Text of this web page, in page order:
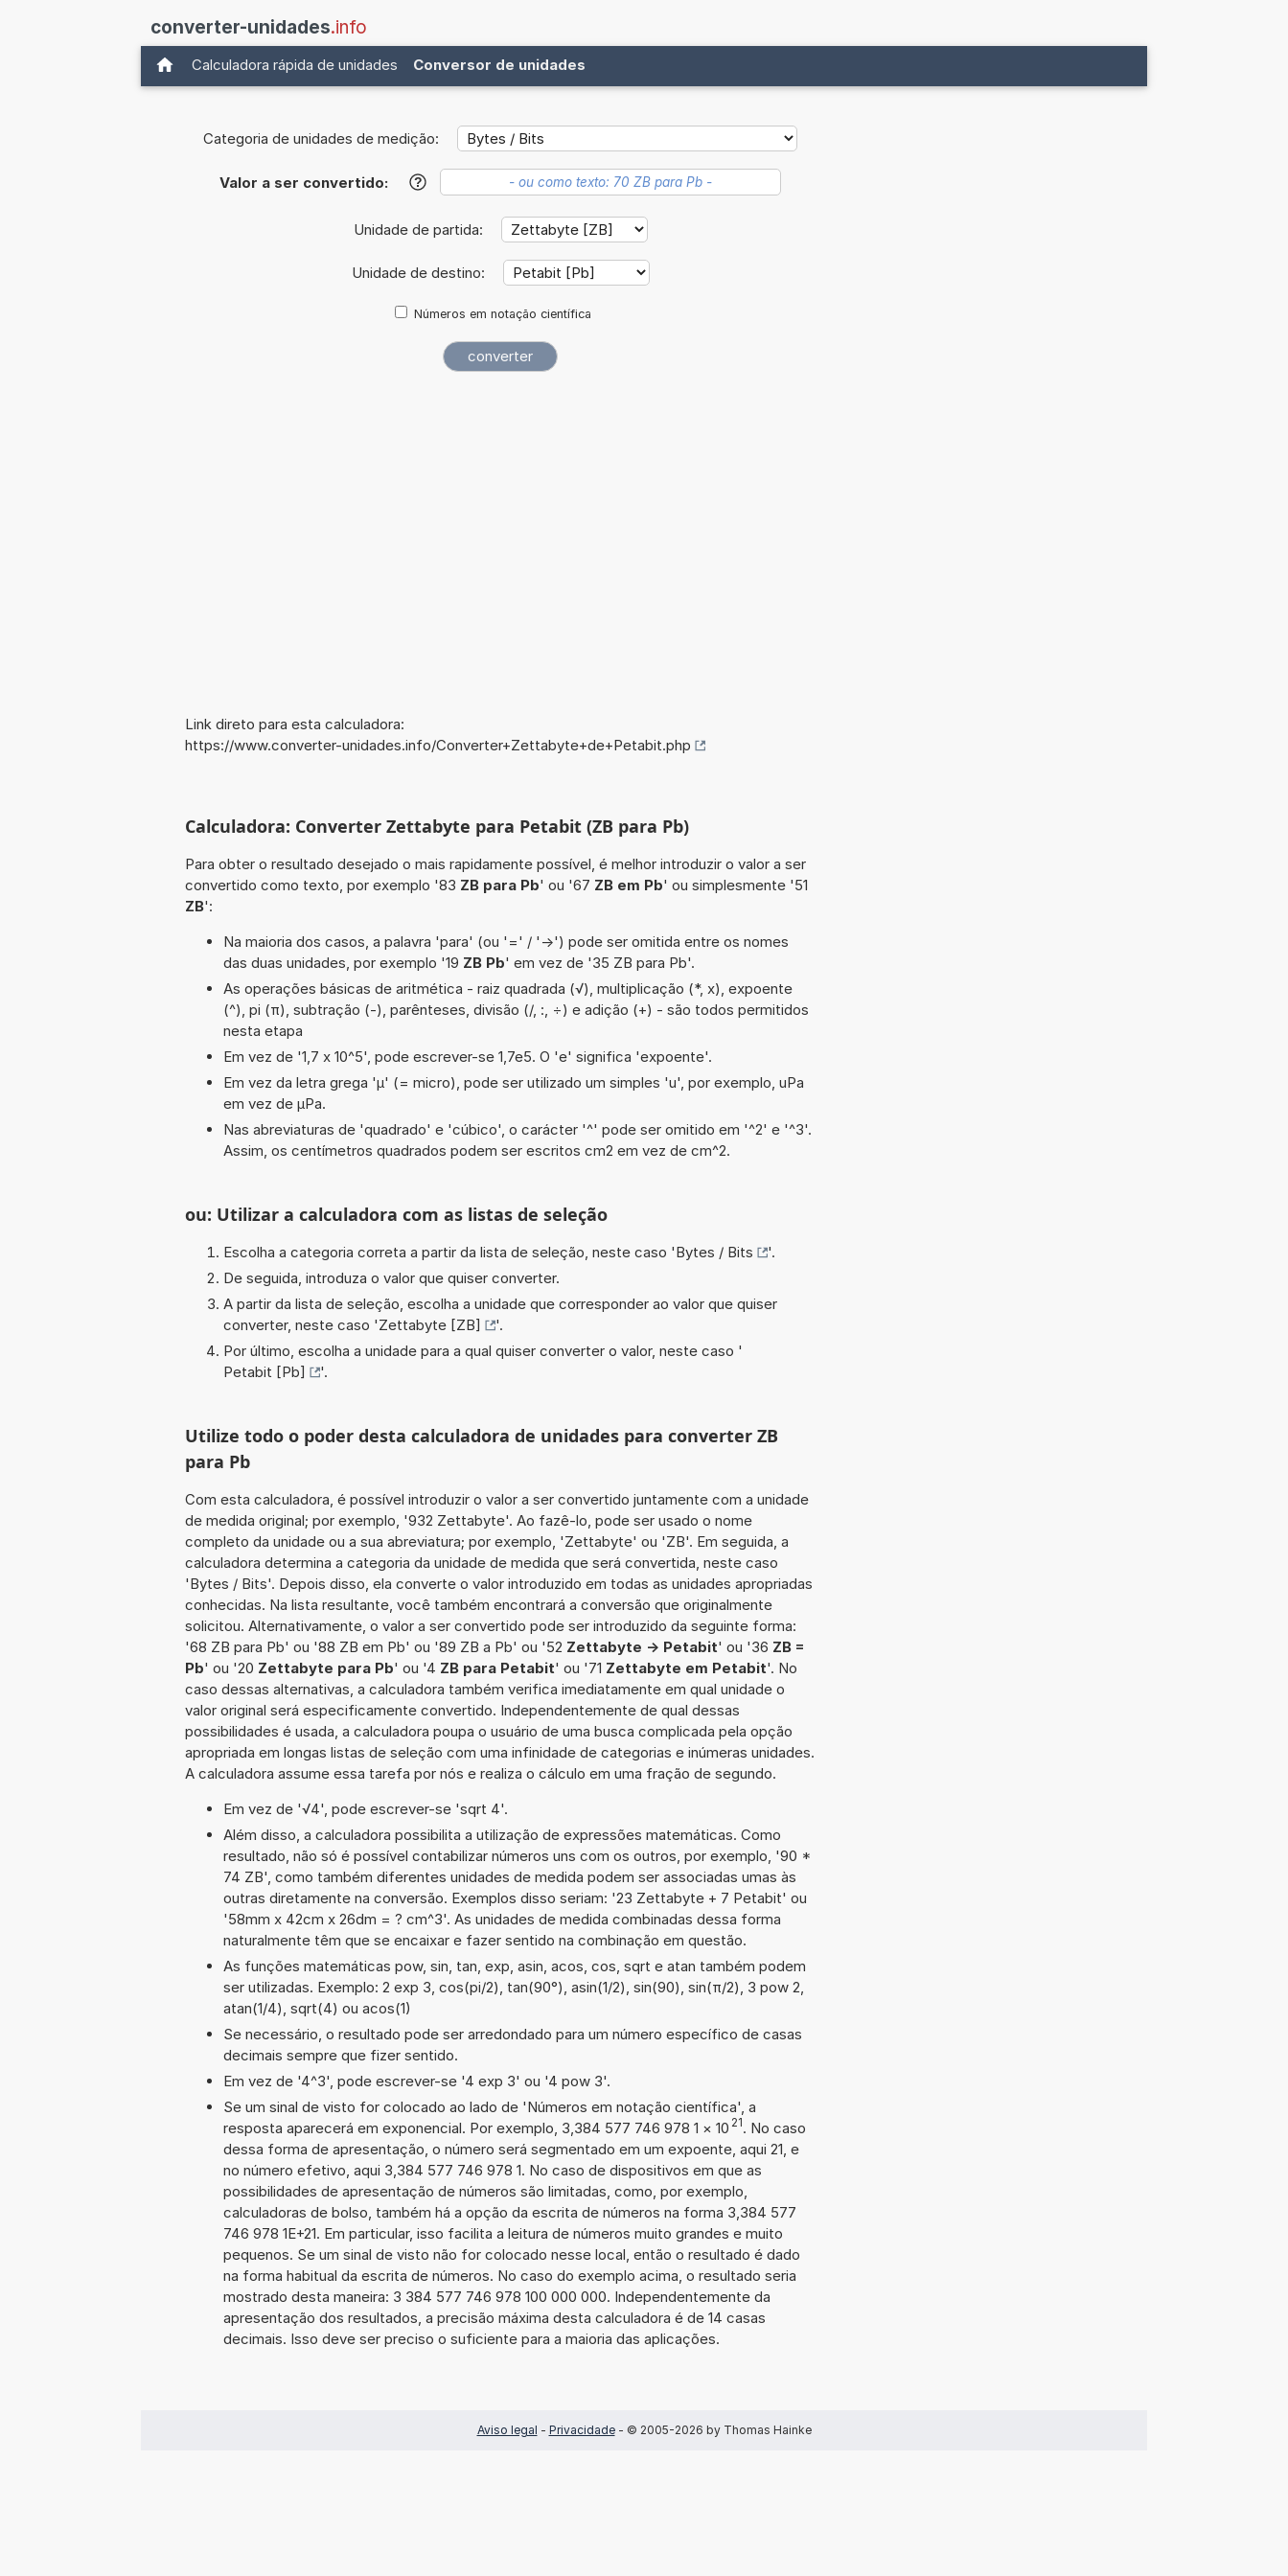
converter-unidades.info
Calculadora rápida de unidades Conversor de unidades
Categoria de unidades de medição:
Valor a ser convertido: ?
Unidade de partida:
Unidade de destino:
Números em notação científica
Link direto para esta calculadora:
https://www.converter-unidades.info/Converter+Zettabyte+de+Petabit.php
Calculadora: Converter Zettabyte para Petabit (ZB para Pb)
Para obter o resultado desejado o mais rapidamente possível, é melhor introduzir o valor a ser
convertido como texto, por exemplo '83 ZB para Pb' ou '67 ZB em Pb' ou simplesmente '51
ZB':
Na maioria dos casos, a palavra 'para' (ou '=' / '->') pode ser omitida entre os nomes
das duas unidades, por exemplo '19 ZB Pb' em vez de '35 ZB para Pb'.
As operações básicas de aritmética - raiz quadrada (√), multiplicação (*, x), expoente
(^), pi (π), subtração (-), parênteses, divisão (/, :, ÷) e adição (+) - são todos permitidos
nesta etapa
Em vez de '1,7 x 10^5', pode escrever-se 1,7e5. O 'e' significa 'expoente'.
Em vez da letra grega 'µ' (= micro), pode ser utilizado um simples 'u', por exemplo, uPa
em vez de µPa.
Nas abreviaturas de 'quadrado' e 'cúbico', o carácter '^' pode ser omitido em '^2' e '^3'.
Assim, os centímetros quadrados podem ser escritos cm2 em vez de cm^2.
ou: Utilizar a calculadora com as listas de seleção
Escolha a categoria correta a partir da lista de seleção, neste caso 'Bytes / Bits
'.
De seguida, introduza o valor que quiser converter.
A partir da lista de seleção, escolha a unidade que corresponder ao valor que quiser
converter, neste caso 'Zettabyte [ZB]
'.
Por último, escolha a unidade para a qual quiser converter o valor, neste caso '
Petabit [Pb]
'.
Utilize todo o poder desta calculadora de unidades para converter ZB
para Pb
Com esta calculadora, é possível introduzir o valor a ser convertido juntamente com a unidade
de medida original; por exemplo, '932 Zettabyte'. Ao fazê-lo, pode ser usado o nome
completo da unidade ou a sua abreviatura; por exemplo, 'Zettabyte' ou 'ZB'. Em seguida, a
calculadora determina a categoria da unidade de medida que será convertida, neste caso
'Bytes / Bits'. Depois disso, ela converte o valor introduzido em todas as unidades apropriadas
conhecidas. Na lista resultante, você também encontrará a conversão que originalmente
solicitou. Alternativamente, o valor a ser convertido pode ser introduzido da seguinte forma:
'68 ZB para Pb' ou '88 ZB em Pb' ou '89 ZB a Pb' ou '52 Zettabyte -> Petabit' ou '36 ZB =
Pb' ou '20 Zettabyte para Pb' ou '4 ZB para Petabit' ou '71 Zettabyte em Petabit'. No
caso dessas alternativas, a calculadora também verifica imediatamente em qual unidade o
valor original será especificamente convertido. Independentemente de qual dessas
possibilidades é usada, a calculadora poupa o usuário de uma busca complicada pela opção
apropriada em longas listas de seleção com uma infinidade de categorias e inúmeras unidades.
A calculadora assume essa tarefa por nós e realiza o cálculo em uma fração de segundo.
Em vez de '√4', pode escrever-se 'sqrt 4'.
Além disso, a calculadora possibilita a utilização de expressões matemáticas. Como
resultado, não só é possível contabilizar números uns com os outros, por exemplo, '90 *
74 ZB', como também diferentes unidades de medida podem ser associadas umas às
outras diretamente na conversão. Exemplos disso seriam: '23 Zettabyte + 7 Petabit' ou
'58mm x 42cm x 26dm = ? cm^3'. As unidades de medida combinadas dessa forma
naturalmente têm que se encaixar e fazer sentido na combinação em questão.
As funções matemáticas pow, sin, tan, exp, asin, acos, cos, sqrt e atan também podem
ser utilizadas. Exemplo: 2 exp 3, cos(pi/2), tan(90°), asin(1/2), sin(90), sin(π/2), 3 pow 2,
atan(1/4), sqrt(4) ou acos(1)
Se necessário, o resultado pode ser arredondado para um número específico de casas
decimais sempre que fizer sentido.
Em vez de '4^3', pode escrever-se '4 exp 3' ou '4 pow 3'.
Se um sinal de visto for colocado ao lado de 'Números em notação científica', a
resposta aparecerá em exponencial. Por exemplo, 3,384 577 746 978 1 × 10 21. No caso
dessa forma de apresentação, o número será segmentado em um expoente, aqui 21, e
no número efetivo, aqui 3,384 577 746 978 1. No caso de dispositivos em que as
possibilidades de apresentação de números são limitadas, como, por exemplo,
calculadoras de bolso, também há a opção da escrita de números na forma 3,384 577
746 978 1E+21. Em particular, isso facilita a leitura de números muito grandes e muito
pequenos. Se um sinal de visto não for colocado nesse local, então o resultado é dado
na forma habitual da escrita de números. No caso do exemplo acima, o resultado seria
mostrado desta maneira: 3 384 577 746 978 100 000 000. Independentemente da
apresentação dos resultados, a precisão máxima desta calculadora é de 14 casas
decimais. Isso deve ser preciso o suficiente para a maioria das aplicações.
Aviso legal - Privacidade- © 2005-2026 by Thomas Hainke